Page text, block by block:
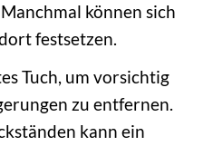
können sich
festsetzen.
Tuch, um vorsichtig
zu entfernen.
kann ein